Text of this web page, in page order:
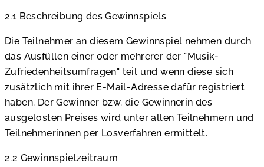
2.1 Beschreibung des Gewinnspiels
Die Teilnehmer an diesem Gewinnspiel nehmen durch
das Ausfüllen einer oder mehrerer der "Musik-
Zufriedenheitsumfragen" teil und wenn diese sich
zusätzlich mit ihrer E-Mail-Adresse dafür registriert
haben. Der Gewinner bzw. die Gewinnerin des
ausgelosten Preises wird unter allen Teilnehmern und
Teilnehmerinnen per Losverfahren ermittelt.
2.2 Gewinnspielzeitraum